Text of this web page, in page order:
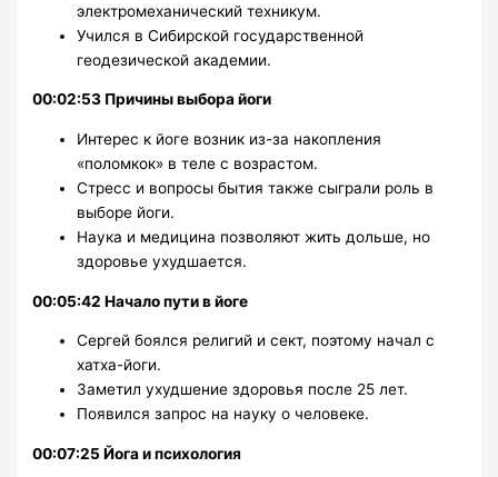
электромеханический техникум.
Учился в Сибирской государственной
геодезической академии.
00:02:53 Причины выбора йоги
Интерес к йоге возник из-за накопления
«поломкок» в теле с возрастом.
Стресс и вопросы бытия также сыграли роль в
выборе йоги.
Наука и медицина позволяют жить дольше, но
здоровье ухудшается.
00:05:42 Начало пути в йоге
Сергей боялся религий и сект, поэтому начал с
хатха-йоги.
Заметил ухудшение здоровья после 25 лет.
Появился запрос на науку о человеке.
00:07:25 Йога и психология